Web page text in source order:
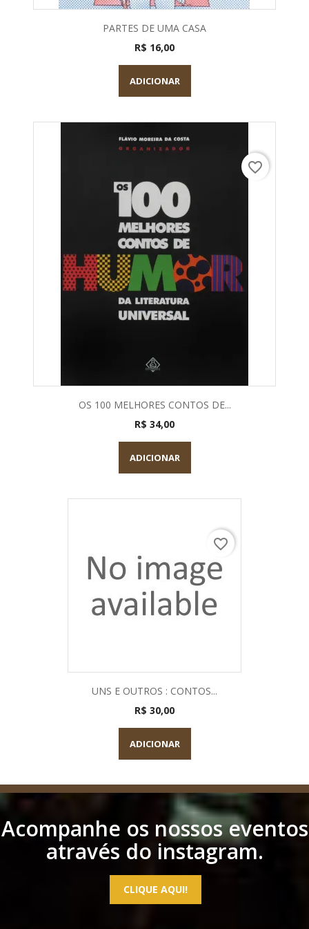
PARTES DE UMA CASA
R$ 16,00
ADICIONAR
OS 100 MELHORES CONTOS DE...
R$ 34,00
ADICIONAR
favorite_border
UNS E OUTROS : CONTOS...
R$ 30,00
ADICIONAR
favorite_border
Acompanhe os nossos eventos
através do instagram.
CLIQUE AQUI!